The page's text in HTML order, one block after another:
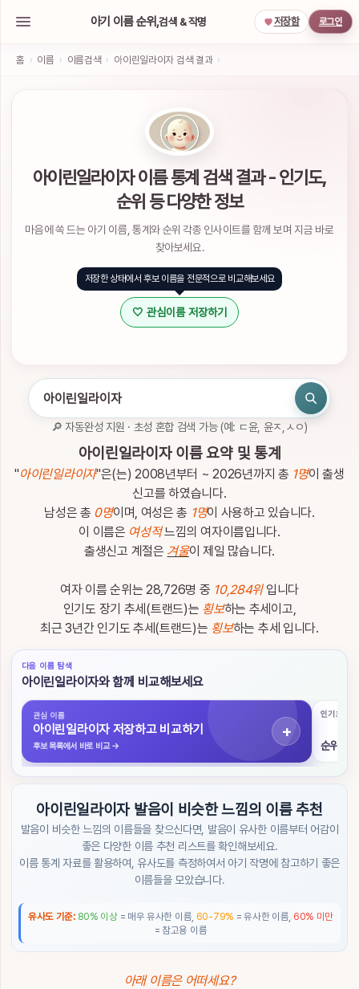
스
정
세
요.
인
이
검
색
이
검
초
성
명
아기 이름 순위,검색 & 작명 저장함 로그인
홈 › 이름 › 이름검색 › 아이린일라이자 검색 결과 ›
아이린일라이자 이름 통계 검색 결과 - 인기도,
순위 등 다양한 정보
마음에 쏙 드는 아기 이름, 통계와 순위 각종 인사이트를 함께 보며 지금 바로
찾아보세요.
저장한 상태에서 후보 이름을 전문적으로 비교해보세요
🤍 관심이름 저장하기
🔎 자동완성 지원 · 초성 혼합 검색 가능 (예: ㄷ윤, 윤ㅈ,ㅅㅇ)
아이린일라이자 이름 요약 및 통계
"아이린일라이자"은(는) 2008년부터 ~ 2026년까지 총 1명이 출생
신고를 하였습니다.
남성은 총 0명이며, 여성은 총 1명이 사용하고 있습니다.
이 이름은 여성적느낌의 여자이름입니다.
출생신고 계절은 겨울이 제일 많습니다.
여자 이름 순위는 28,726명 중 10,284위입니다
인기도 장기 추세(트랜드)는 횡보하는 추세이고,
최근 3년간 인기도 추세(트랜드)는 횡보하는 추세 입니다.
다음 이름 탐색
아이린일라이자와 함께 비교해보세요
관심 이름
아이린일라이자 저장하고 비교하기
후보 목록에서 바로 비교→
인기 흐름
순위 구
아이린일라이자 발음이 비슷한 느낌의 이름 추천
발음이 비슷한 느낌의 이름들을 찾으신다면, 발음이 유사한 이름부터 어감이
좋은 다양한 이름 추천 리스트를 확인해보세요.
이름 통계 자료를 활용하여, 유사도를 측정하여서 아기 작명에 참고하기 좋은
이름들을 모았습니다.
유사도 기준: 80% 이상= 매우 유사한 이름, 60-79% = 유사한 이름, 60% 미만
= 참고용 이름
아래 이름은 어떠세요?